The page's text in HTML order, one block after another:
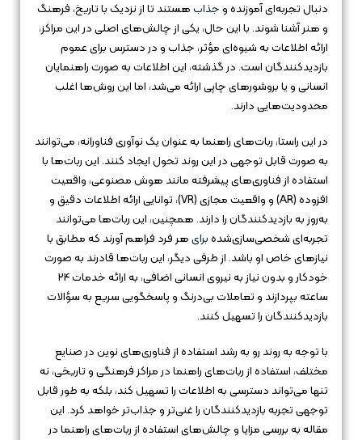
دنبال تجربه‌ای آموزنده وجذابهستند تا از نزدیک با تاریخ، فرهنگ
و هنر آشنا شوند. با این حال، یکی از چالش‌های اصلی در این مراکز،
ارائه اطلاعات به شیوه‌ای مؤثر، جذاب و در دسترس برای عموم
بازدیدکنندگان است. در گذشته، این اطلاعات به صورت راهنمایان
انسانی و یا بروشورهای چاپی ارائه می‌شد، اما این روش‌ها اغلب
محدودیت‌هایی دارند.
در این راستا، ربات‌های راهنما به عنوان یک نوآوری فناورانه، می‌توانند
به صورت قابل توجهی در این روند تحول ایجاد کنند. این ربات‌ها با
استفاده از فناوری‌های پیشرفته مانند هوش مصنوعی، واقعیت
افزوده (AR) و واقعیت مجازی (VR)، توانایی ارائه اطلاعات دقیق و
به‌روز به بازدیدکنندگان را دارند. همچنین، این ربات‌ها می‌توانند
تجربه‌ای شخصی‌سازی‌شدهبرایهر فرد فراهم آورند که مطابق با
نیازهای خاص او باشد. از طرفی دیگر، این ربات‌ها قادرند به صورت
خودکار و بدون نیاز به نیروی انسانی اضافی، به ارائه خدمات 24
ساعته بپردازند و تعاملات بی‌درنگ و پاسخگویی سریع به سؤالات
بازدیدکنندگان را تسهیل کنند.
با توجه به روند رو به رشد استفاده از فناوری‌های نوین در صنایع
مختلف، استفاده از ربات‌های راهنما در مراکز فرهنگی و تاریخی، نه
تنها می‌تواند دسترسی به اطلاعات را تسهیل کند، بلکه به طور قابل
توجهی تجربه بازدیدکنندگان را غنی‌تر و جذاب‌تر خواهد کرد. این
مقاله به بررسی مزایا و چالش‌های استفاده از ربات‌های راهنما در